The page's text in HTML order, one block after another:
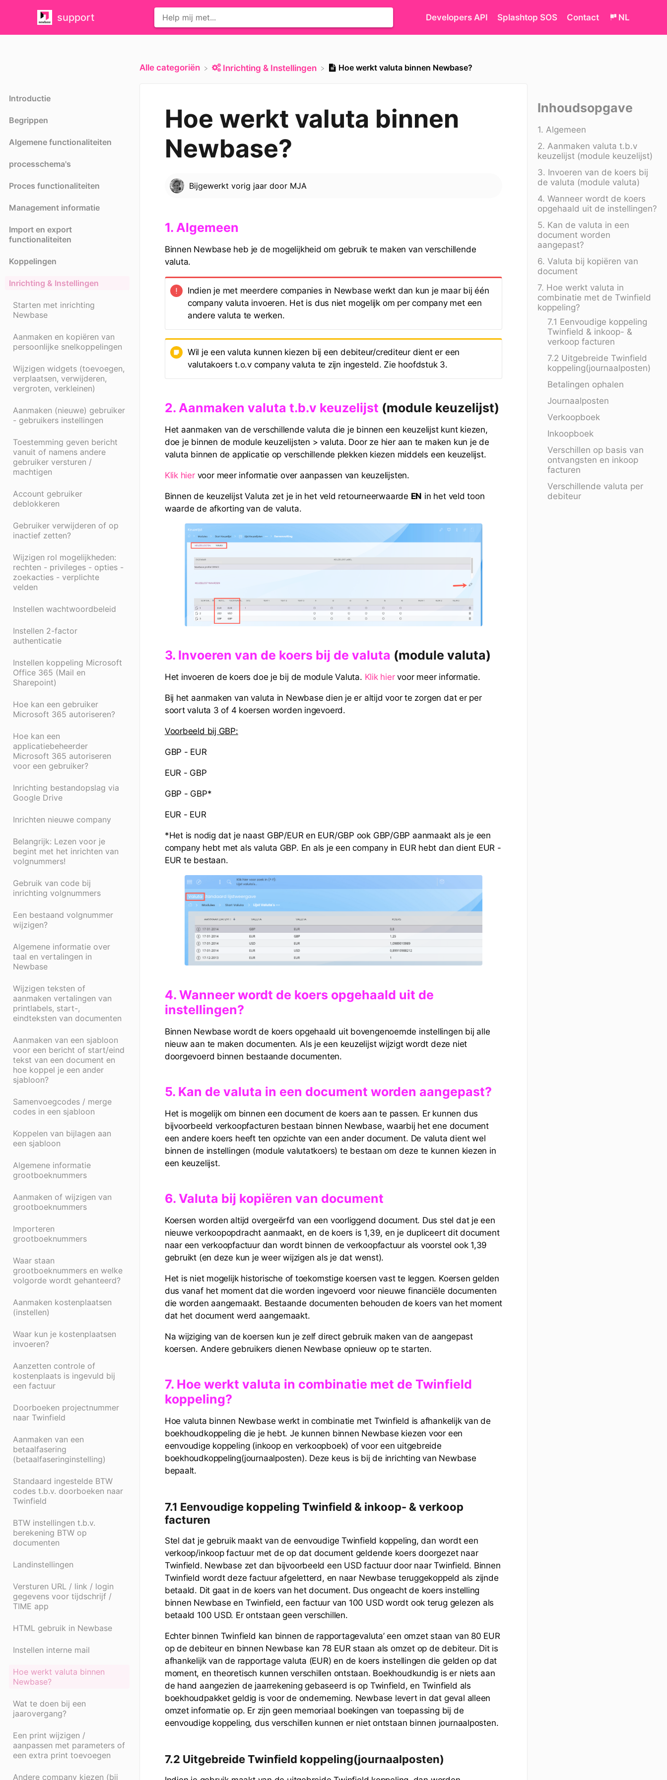
support Developers API Splashtop SOS Contact NL
Introductie
Begrippen
Algemene functionaliteiten
processchema's
Proces functionaliteiten
Management informatie
Import en export
functionaliteiten
Koppelingen
Inrichting & Instellingen
Starten met inrichting
Newbase
Aanmaken en kopiëren van
persoonlijke snelkoppelingen
Wijzigen widgets (toevoegen,
verplaatsen, verwijderen,
vergroten, verkleinen)
Aanmaken (nieuwe) gebruiker
- gebruikers instellingen
Toestemming geven bericht
vanuit of namens andere
gebruiker versturen /
machtigen
Account gebruiker
deblokkeren
Gebruiker verwijderen of op
inactief zetten?
Wijzigen rol mogelijkheden:
rechten - privileges - opties -
zoekacties - verplichte
velden
Instellen wachtwoordbeleid
Instellen 2-factor
authenticatie
Instellen koppeling Microsoft
Office 365 (Mail en
Sharepoint)
Hoe kan een gebruiker
Microsoft 365 autoriseren?
Hoe kan een
applicatiebeheerder
Microsoft 365 autoriseren
voor een gebruiker?
Inrichting bestandopslag via
Google Drive
Inrichten nieuwe company
Belangrijk: Lezen voor je
begint met het inrichten van
volgnummers!
Gebruik van code bij
inrichting volgnummers
Een bestaand volgnummer
wijzigen?
Algemene informatie over
taal en vertalingen in
Newbase
Wijzigen teksten of
aanmaken vertalingen van
printlabels, start-,
eindteksten van documenten
Aanmaken van een sjabloon
voor een bericht of start/eind
tekst van een document en
hoe koppel je een ander
sjabloon?
Samenvoegcodes / merge
codes in een sjabloon
Koppelen van bijlagen aan
een sjabloon
Algemene informatie
grootboeknummers
Aanmaken of wijzigen van
grootboeknummers
Importeren
grootboeknummers
Waar staan
grootboeknummers en welke
volgorde wordt gehanteerd?
Aanmaken kostenplaatsen
(instellen)
Waar kun je kostenplaatsen
invoeren?
Aanzetten controle of
kostenplaats is ingevuld bij
een factuur
Doorboeken projectnummer
naar Twinfield
Aanmaken van een
betaalfasering
(betaalfaseringinstelling)
Standaard ingestelde BTW
codes t.b.v. doorboeken naar
Twinfield
BTW instellingen t.b.v.
berekening BTW op
documenten
Landinstellingen
Versturen URL / link / login
gegevens voor tijdschrijf /
TIME app
HTML gebruik in Newbase
Instellen interne mail
Hoe werkt valuta binnen
Newbase?
Wat te doen bij een
jaarovergang?
Een print wijzigen /
aanpassen met parameters of
een extra print toevoegen
Andere company kiezen (bij
Inhoudsopgave
1. Algemeen
2. Aanmaken valuta t.b.v
keuzelijst (module keuzelijst)
3. Invoeren van de koers bij
de valuta (module valuta)
4. Wanneer wordt de koers
opgehaald uit de instellingen?
5. Kan de valuta in een
document worden
aangepast?
6. Valuta bij kopiëren van
document
7. Hoe werkt valuta in
combinatie met de Twinfield
koppeling?
7.1 Eenvoudige koppeling
Twinfield & inkoop- &
verkoop facturen
7.2 Uitgebreide Twinfield
koppeling(journaalposten)
Betalingen ophalen
Journaalposten
Verkoopboek
Inkoopboek
Verschillen op basis van
ontvangsten en inkoop
facturen
Verschillende valuta per
debiteur
Alle categoriën ​Inrichting & Instellingen Hoe werkt valuta binnen Newbase?
Hoe werkt valuta binnen
Newbase?
Bijgewerkt vorig jaar door MJA
1. Algemeen
Binnen Newbase heb je de mogelijkheid om gebruik te maken van verschillende
valuta.
Indien je met meerdere companies in Newbase werkt dan kun je maar bij één
company valuta invoeren. Het is dus niet mogelijk om per company met een
andere valuta te werken.
Wil je een valuta kunnen kiezen bij een debiteur/crediteur dient er een
valutakoers t.o.v company valuta te zijn ingesteld. Zie hoofdstuk 3.
2. Aanmaken valuta t.b.v keuzelijst (module keuzelijst)
Het aanmaken van de verschillende valuta die je binnen een keuzelijst kunt kiezen,
doe je binnen de module keuzelijsten > valuta. Door ze hier aan te maken kun je de
valuta binnen de applicatie op verschillende plekken kiezen middels een keuzelijst.
Klik hiervoor meer informatie over aanpassen van keuzelijsten.
Binnen de keuzelijst Valuta zet je in het veld retourneerwaarde EN in het veld toon
waarde de afkorting van de valuta.
3. Invoeren van de koers bij de valuta (module valuta)
Het invoeren de koers doe je bij de module Valuta. Klik hiervoor meer informatie.
Bij het aanmaken van valuta in Newbase dien je er altijd voor te zorgen dat er per
soort valuta 3 of 4 koersen worden ingevoerd.
Voorbeeld bij GBP:
GBP - EUR
EUR - GBP
GBP - GBP*
EUR - EUR
*Het is nodig dat je naast GBP/EUR en EUR/GBP ook GBP/GBP aanmaakt als je een
company hebt met als valuta GBP. En als je een company in EUR hebt dan dient EUR -
EUR te bestaan.
4. Wanneer wordt de koers opgehaald uit de
instellingen?
Binnen Newbase wordt de koers opgehaald uit bovengenoemde instellingen bij alle
nieuw aan te maken documenten. Als je een keuzelijst wijzigt wordt deze niet
doorgevoerd binnen bestaande documenten.
5. Kan de valuta in een document worden aangepast?
Het is mogelijk om binnen een document de koers aan te passen. Er kunnen dus
bijvoorbeeld verkoopfacturen bestaan binnen Newbase, waarbij het ene document
een andere koers heeft ten opzichte van een ander document. De valuta dient wel
binnen de instellingen (module valutatkoers) te bestaan om deze te kunnen kiezen in
een keuzelijst.
6. Valuta bij kopiëren van document
Koersen worden altijd overgeërfd van een voorliggend document. Dus stel dat je een
nieuwe verkoopopdracht aanmaakt, en de koers is 1,39, en je dupliceert dit document
naar een verkoopfactuur dan wordt binnen de verkoopfactuur als voorstel ook 1,39
gebruikt (en deze kun je weer wijzigen als je dat wenst).
Het is niet mogelijk historische of toekomstige koersen vast te leggen. Koersen gelden
dus vanaf het moment dat die worden ingevoerd voor nieuwe financiële documenten
die worden aangemaakt. Bestaande documenten behouden de koers van het moment
dat het document werd aangemaakt.
Na wijziging van de koersen kun je zelf direct gebruik maken van de aangepast
koersen. Andere gebruikers dienen Newbase opnieuw op te starten.
7. Hoe werkt valuta in combinatie met de Twinfield
koppeling?
Hoe valuta binnen Newbase werkt in combinatie met Twinfield is afhankelijk van de
boekhoudkoppeling die je hebt. Je kunnen binnen Newbase kiezen voor een
eenvoudige koppeling (inkoop en verkoopboek) of voor een uitgebreide
boekhoudkoppeling(journaalposten). Deze keus is bij de inrichting van Newbase
bepaalt.
7.1 Eenvoudige koppeling Twinfield & inkoop- & verkoop
facturen
Stel dat je gebruik maakt van de eenvoudige Twinfield koppeling, dan wordt een
verkoop/inkoop factuur met de op dat document geldende koers doorgezet naar
Twinfield. Newbase zet dan bijvoorbeeld een USD factuur door naar Twinfield. Binnen
Twinfield wordt deze factuur afgeletterd, en naar Newbase teruggekoppeld als zijnde
betaald. Dit gaat in de koers van het document. Dus ongeacht de koers instelling
binnen Newbase en Twinfield, een factuur van 100 USD wordt ook terug gelezen als
betaald 100 USD. Er ontstaan geen verschillen.
Echter binnen Twinfield kan binnen de rapportagevaluta’ een omzet staan van 80 EUR
op de debiteur en binnen Newbase kan 78 EUR staan als omzet op de debiteur. Dit is
afhankelijk van de rapportage valuta (EUR) en de koers instellingen die gelden op dat
moment, en theoretisch kunnen verschillen ontstaan. Boekhoudkundig is er niets aan
de hand aangezien de jaarrekening gebaseerd is op Twinfield, en Twinfield als
boekhoudpakket geldig is voor de onderneming. Newbase levert in dat geval alleen
omzet informatie op. Er zijn geen memoriaal boekingen van toepassing bij de
eenvoudige koppeling, dus verschillen kunnen er niet ontstaan binnen journaalposten.
7.2 Uitgebreide Twinfield koppeling(journaalposten)